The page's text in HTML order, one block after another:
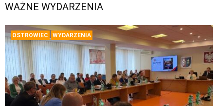
WAŻNE WYDARZENIA
OSTROWIEC WYDARZENIA